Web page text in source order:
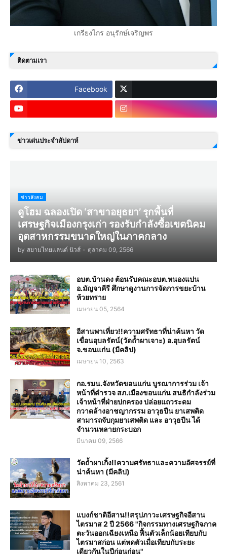
เกรียงไกร อนุรักษ์เจริญพร
ติดตามเรา
Facebook
ข่าวเด่นประจำสัปดาห์
ข่าวสังคม
ดูโฮม ฉลองเปิด ‘สาขาอยุธยา’ รุกพื้นที่
เศรษฐกิจเมืองกรุงเก่า รองรับกำลังซื้อเขตนิคม
อุตสาหกรรมขนาดใหญ่ในภาคกลาง
by สยามไทยแลนด์ นิวส์ - ตุลาคม 09, 2566
อบต.บ้านดง ต้อนรับคณะอบต.หนองแปน
อ.มัญจาคีรี ศึกษาดูงานการจัดการขยะบ้าน
ห้วยทราย
เมษายน 05, 2564
อีสานพาเที่ยว!!ความศรัทธาที่น่าค้นหา วัด
เขื่อนอุบลรัตน์(วัดถ้ำผาเจาะ) อ.อุบลรัตน์
จ.ขอนแก่น (มีคลิป)
เมษายน 10, 2563
กอ.รมน.จังหวัดขอนแก่น บูรณาการร่วม เจ้า
หน้าที่ตำรวจ สภ.เมืองขอนแก่น สนธิกำลังร่วม
เจ้าหน้าที่ฝ่ายปกครอง ปล่อยแถวระดม
กวาดล้างอาชญากรรม อาวุธปืน ยาเสพติด
สามารถจับกุมยาเสพติด และ อาวุธปืน ได้
จำนวนหลายกระบอก
มีนาคม 09, 2566
วัดถ้ำผาเกิ้ง!!ความศรัทธาและความอัศจรรย์ที่
น่าค้นหา (มีคลิป)
สิงหาคม 23, 2561
แบงก์ชาติอีสาน!!สรุปภาวะเศรษฐกิจอีสาน
ไตรมาส 2 ปี 2566 "กิจกรรมทางเศรษฐกิจภาค
ตะวันออกเฉียงเหนือ ฟื้นตัวเล็กน้อยเทียบกับ
ไตรมาสก่อน แต่หดตัวเมื่อเทียบกับระยะ
เดียวกันในปีก่อนก่อน"